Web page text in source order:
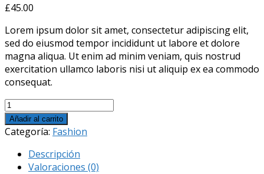
£45.00
Lorem ipsum dolor sit amet, consectetur adipiscing elit,
sed do eiusmod tempor incididunt ut labore et dolore
magna aliqua. Ut enim ad minim veniam, quis nostrud
exercitation ullamco laboris nisi ut aliquip ex ea commodo
consequat.
Classic
Plain
Hat
Añadir al carrito
Categoría: Fashion
Descripción
Valoraciones (0)